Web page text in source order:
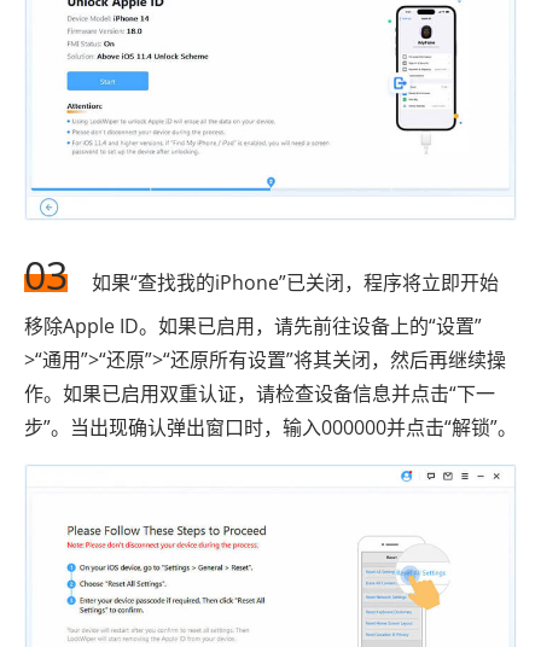
03
如果“查找我的iPhone”已关闭，程序将立即开始
移除Apple ID。如果已启用，请先前往设备上的“设置”
>“通用”>“还原”>“还原所有设置”将其关闭，然后再继续操
作。如果已启用双重认证，请检查设备信息并点击“下一
步”。当出现确认弹出窗口时，输入000000并点击“解锁”。